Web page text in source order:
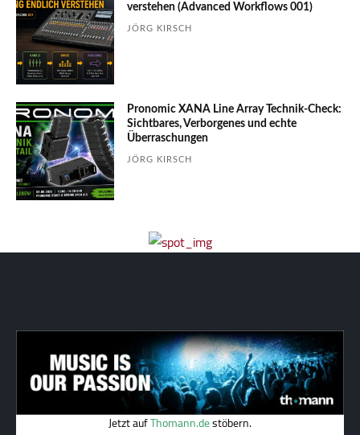
verstehen (Advanced Workflows 001)
JÖRG KIRSCH
Pronomic XANA Line Array Technik-Check:
Sichtbares, Verborgenes und echte
Überraschungen
JÖRG KIRSCH
Jetzt aufThomann.destöbern.